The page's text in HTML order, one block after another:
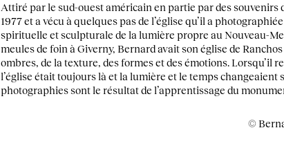
Attiré par le sud-ouest américain en partie par des
1977 et a vécu à quelques pas de l’église qu’il a
spirituelle et sculpturale de la lumière propre au Nouveau-
meules de foin à Giverny, Bernard avait son église de
ombres, de la texture, des formes et des émotions. Lorsqu’il
l’église était toujours là et la lumière et le temps changeaient
photographies sont le résultat de l’apprentissage du
©